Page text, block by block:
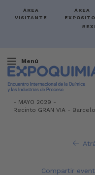
ÁREA
VISITANTE
ÁREA
Menú
- MAYO 2029 -
Recinto GRAN VIA -
Compartir